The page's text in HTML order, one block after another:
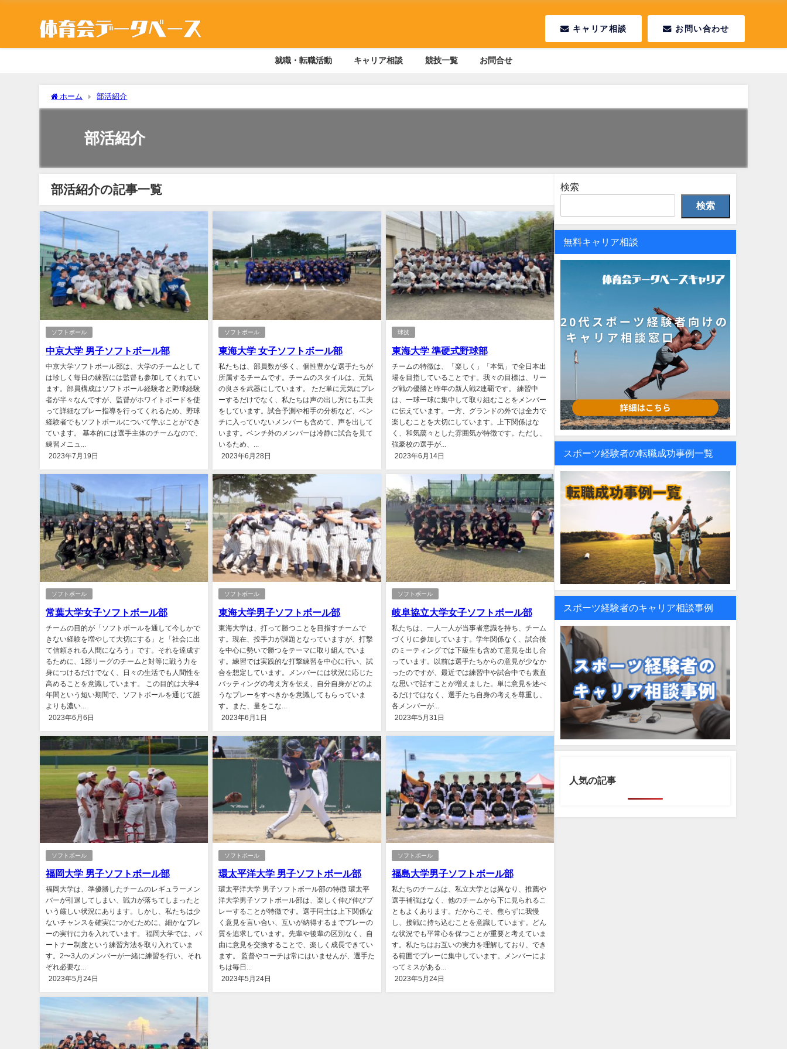
キャリア相談 お問い合わせ
就職・転職活動 キャリア相談 競技一覧 お問合せ
ホーム 部活紹介
部活紹介
部活紹介の記事一覧
ソフトボール
中京大学 男子ソフトボール部
中京大学ソフトボール部は、大学のチームとして
は珍しく毎日の練習には監督も参加してくれてい
ます。部員構成はソフトボール経験者と野球経験
者が半々なんですが、監督がホワイトボードを使
って詳細なプレー指導を行ってくれるため、野球
経験者でもソフトボールについて学ぶことができ
ています。 基本的には選手主体のチームなので、
練習メニュ...
2023年7月19日
ソフトボール
東海大学 女子ソフトボール部
私たちは、部員数が多く、個性豊かな選手たちが
所属するチームです。チームのスタイルは、元気
の良さを武器にしています。 ただ単に元気にプレ
ーするだけでなく、私たちは声の出し方にも工夫
をしています。試合予測や相手の分析など、ベン
チに入っていないメンバーも含めて、声を出して
います。ベンチ外のメンバーは冷静に試合を見て
いるため、...
2023年6月28日
球技
東海大学 準硬式野球部
チームの特徴は、「楽しく」「本気」で全日本出
場を目指していることです。我々の目標は、リー
グ戦の優勝と昨年の新人戦2連覇です。 練習中
は、一球一球に集中して取り組むことをメンバー
に伝えています。一方、グランドの外では全力で
楽しむことを大切にしています。上下関係はな
く、和気藹々とした雰囲気が特徴です。ただし、
強豪校の選手が...
2023年6月14日
ソフトボール
常葉大学女子ソフトボール部
チームの目的が「ソフトボールを通して今しかで
きない経験を増やして大切にする」と「社会に出
て信頼される人間になろう」です。それを達成す
るために、1部リーグのチームと対等に戦う力を
身につけるだけでなく、日々の生活でも人間性を
高めることを意識しています。 この目的は大学4
年間という短い期間で、ソフトボールを通じて誰
よりも濃い...
2023年6月6日
ソフトボール
東海大学男子ソフトボール部
東海大学は、打って勝つことを目指すチームで
す。現在、投手力が課題となっていますが、打撃
を中心に勢いで勝つをテーマに取り組んでいま
す。練習では実践的な打撃練習を中心に行い、試
合を想定しています。メンバーには状況に応じた
バッティングの考え方を伝え、自分自身がどのよ
うなプレーをすべきかを意識してもらっていま
す。また、量をこな...
2023年6月1日
ソフトボール
岐阜協立大学女子ソフトボール部
私たちは、一人一人が当事者意識を持ち、チーム
づくりに参加しています。学年関係なく、試合後
のミーティングでは下級生も含めて意見を出し合
っています。以前は選手たちからの意見が少なか
ったのですが、最近では練習中や試合中でも素直
な思いで話すことが増えました。単に意見を述べ
るだけではなく、選手たち自身の考えを尊重し、
各メンバーが...
2023年5月31日
ソフトボール
福岡大学 男子ソフトボール部
福岡大学は、準優勝したチームのレギュラーメン
バーが引退してしまい、戦力が落ちてしまったと
いう厳しい状況にあります。しかし、私たちは少
ないチャンスを確実につかむために、細かなプレ
ーの実行に力を入れています。 福岡大学では、パ
ートナー制度という練習方法を取り入れていま
す。2〜3人のメンバーが一緒に練習を行い、それ
ぞれ必要な...
2023年5月24日
ソフトボール
環太平洋大学 男子ソフトボール部
環太平洋大学 男子ソフトボール部の特徴 環太平
洋大学男子ソフトボール部は、楽しく伸び伸びプ
レーすることが特徴です。選手同士は上下関係な
く意見を言い合い、互いが納得するまでプレーの
質を追求しています。先輩や後輩の区別なく、自
由に意見を交換することで、楽しく成長できてい
ます。 監督やコーチは常にはいませんが、選手た
ちは毎日...
2023年5月24日
ソフトボール
福島大学男子ソフトボール部
私たちのチームは、私立大学とは異なり、推薦や
選手補強はなく、他のチームから下に見られるこ
ともよくあります。だからこそ、焦らずに我慢
し、接戦に持ち込むことを意識しています。どん
な状況でも平常心を保つことが重要と考えていま
す。私たちはお互いの実力を理解しており、でき
る範囲でプレーに集中しています。メンバーによ
ってミスがある...
2023年5月24日
検索
検索
無料キャリア相談
スポーツ経験者の転職成功事例一覧
スポーツ経験者のキャリア相談事例
人気の記事